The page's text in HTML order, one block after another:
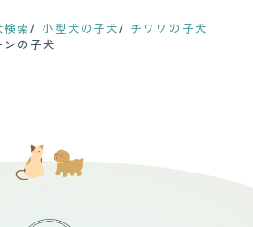
ターのペットコーナーを見て回るこ
ワワ
激しくキャンキャン鳴く。 【総
まりサイズが変わらず、ずっと小
り目は大変なことになるので、まめ
けないのはネック。落ち込んで帰宅
高にかわいい。
タついてきた段階でシャンプーして
裏の毛は伸びるので、シャンプーの
吠えるので、鳴き声は大きいです
、こちらに体を向け鳴くのを止めて
い鳴き声ではなく、低い声で威嚇し
ですが、勝手に自分でトイレを覚え
えました。賢くて言葉もしっかり聞
すくすく育ってしまって、現在ぽっ
されています。また涙やけがひど
。 基本健康体なので特
検索 小型犬の子犬
チワワの子犬
ンの子犬